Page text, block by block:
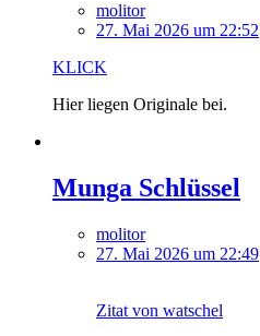
molitor
27. Mai 2026 um 22:52
KLICK
Hier liegen Originale bei.
Munga Schlüssel
molitor
27. Mai 2026 um 22:49
Zitat von watschel